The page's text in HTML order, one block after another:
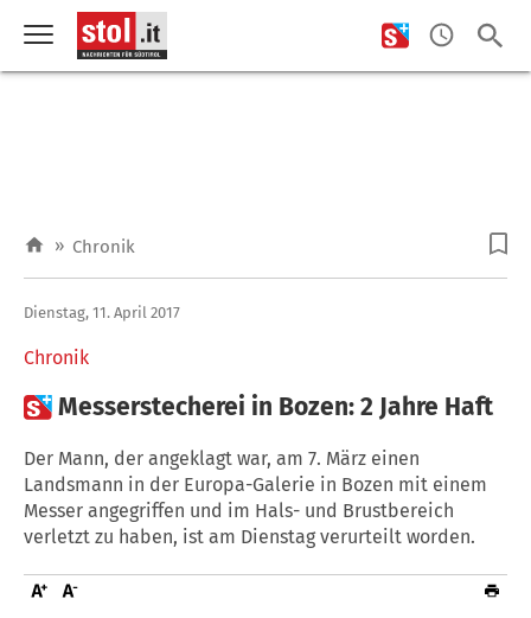
» Chronik
Chronik
Dienstag, 11. April 2017
Messerstecherei in Bozen: 2 Jahre Haft
Der Mann, der angeklagt war, am 7. März einen
Landsmann in der Europa-Galerie in Bozen mit einem
Messer angegriffen und im Hals- und Brustbereich
verletzt zu haben, ist am Dienstag verurteilt worden.